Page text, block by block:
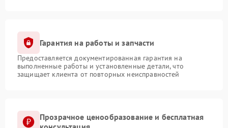
Гарантия на работы и запчасти
Предоставляется документированная гарантия на
выполненные работы и установленные детали, что
защищает клиента от повторных неисправностей
Прозрачное ценообразование и бесплатная